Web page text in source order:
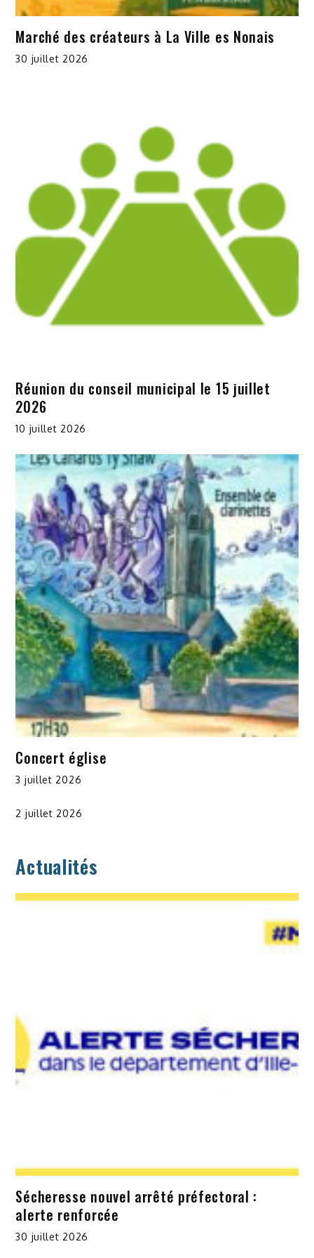
Marché des créateurs à La Ville es Nonais
30 juillet 2026
Réunion du conseil municipal le 15 juillet
2026
10 juillet 2026
Concert église
3 juillet 2026
2 juillet 2026
Actualités
Sécheresse nouvel arrêté préfectoral :
alerte renforcée
30 juillet 2026